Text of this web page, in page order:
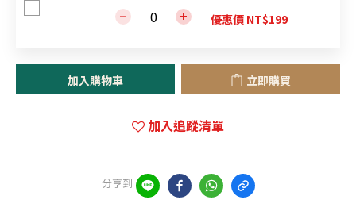
優惠價 NT$199
加入購物車 立即購買
加入追蹤清單
分享到